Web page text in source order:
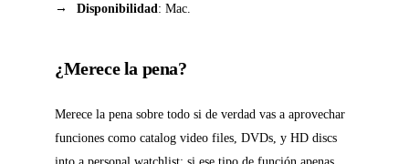
Disponibilidad: Mac.
¿Merece la pena?
Merece la pena sobre todo si de verdad vas a aprovechar
funciones como catalog video files, DVDs, y HD discs